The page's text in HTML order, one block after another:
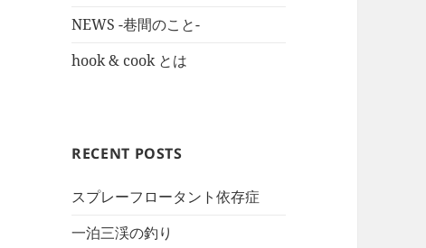
NEWS -巷間のこと-
hook & cook とは
RECENT POSTS
スプレーフロータント依存症
一泊三渓の釣り